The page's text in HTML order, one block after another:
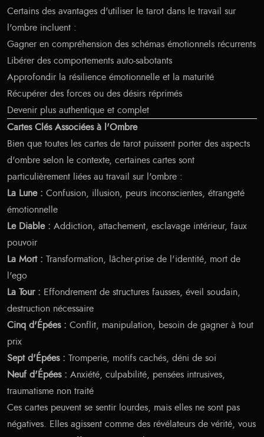
Certains des avantages d'utiliser le tarot dans le travail sur
l'ombre incluent :
Gagner en compréhension des schémas émotionnels récurrents
Libérer des comportements auto-sabotants
Approfondir la résilience émotionnelle et la maturité
Récupérer des forces ou des désirs réprimés
Devenir plus authentique et complet
Cartes Clés Associées à l'Ombre
Bien que toutes les cartes de tarot puissent porter des aspects
d'ombre selon le contexte, certaines cartes sont
particulièrement liées au travail sur l'ombre :
La Lune : Confusion, illusion, peurs inconscientes, étrangeté
émotionnelle
Le Diable : Addiction, attachement, esclavage intérieur, faux
pouvoir
La Mort : Transformation, lâcher-prise de l'identité, mort de
l'ego
La Tour : Effondrement de structures fausses, éveil soudain,
destruction nécessaire
Cinq d'Épées : Conflit, manipulation, besoin de gagner à tout
prix
Sept d'Épées : Tromperie, motifs cachés, déni de soi
Neuf d'Épées : Anxiété, culpabilité, pensées intrusives,
traumatisme non traité
Ces cartes peuvent se sentir lourdes, mais elles ne sont pas
négatives. Elles agissent comme des révélateurs de vérité, vous